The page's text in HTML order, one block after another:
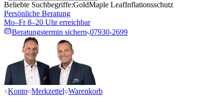
Beliebte Suchbegriffe:GoldMaple LeafInflationsschutz
Persönliche Beratung
Mo–Fr 8–20 Uhr erreichbar
Beratungstermin sichern 07930-2699
Konto Merkzettel Warenkorb